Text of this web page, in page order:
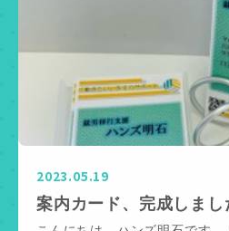
2023.05.19
案内カード、完成しまし